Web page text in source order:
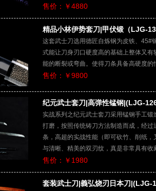
售价：￥4880
精品小林伊势套刀|甲伏锻（LJG-
这套武士刀选用德匠自炼钢为皮铁、45#
式能让刀身刃口硬度高的基础上整体又
能的断裂或弯曲。使得刀条具备高硬度
售价：￥9800
纪元武士套刀|高弹性锰钢|(LJG-
实战系列之纪元武士套刀采用锰钢手工
打磨，按照传统铸刀方法制造而成，经
条，高超的实战性能（即可砍竹、削纸
与清晰、精美的双刃纹，真是非常具有
售价：￥1980
套装武士刀|義弘烧刃日本刀|(LJG-